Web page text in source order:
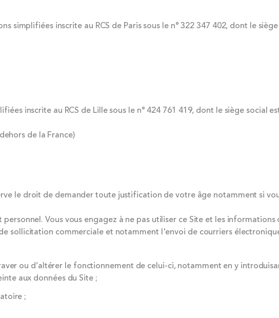
simplifiées inscrite au RCS de Paris sous le n° 322 347 402, dont le
inscrite au RCS de Lille sous le n° 424 761 419, dont le siège social
de la France)
le droit de demander toute justification de votre âge notamment si
Vous vous engagez à ne pas utiliser ce Site et les
sollicitation commerciale et notamment l'envoi de courriers
ou d’altérer le fonctionnement de celui-ci, notamment en y
aux données du Site ;
;